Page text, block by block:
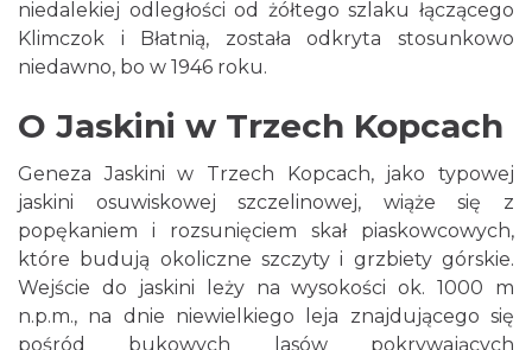
niedalekiej odległości od żółtego szlaku łączącego
Klimczok i Błatnią, została odkryta stosunkowo
niedawno, bo w 1946 roku.
O Jaskini w Trzech Kopcach
Geneza Jaskini w Trzech Kopcach, jako typowej
jaskini osuwiskowej szczelinowej, wiąże się z
popękaniem i rozsunięciem skał piaskowcowych,
które budują okoliczne szczyty i grzbiety górskie.
Wejście do jaskini leży na wysokości ok. 1000 m
n.p.m., na dnie niewielkiego leja znajdującego się
pośród bukowych lasów pokrywających